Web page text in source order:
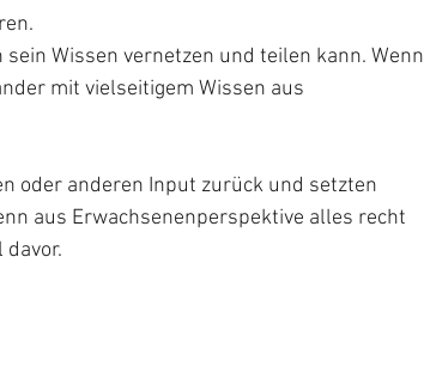
Wissen vernetzen und teilen kann. Wenn
mit vielseitigem Wissen aus
oder anderen Input zurück und setzten
aus Erwachsenenperspektive alles recht